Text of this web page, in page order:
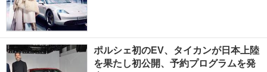
ポルシェ初のEV、タイカンが日本上陸
を果たし初公開、予約プログラムを発